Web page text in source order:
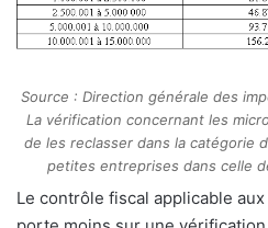
Source : Direction générale des
La vérification concernant les
de les reclasser dans la catégorie
petites entreprises dans celle
Le contrôle fiscal applicable